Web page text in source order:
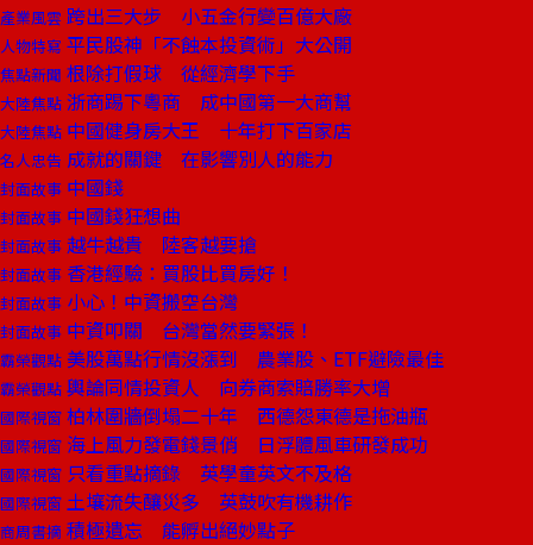
產業風雲 跨出三大步 小五金行變百億大廠
人物特寫 平民股神「不蝕本投資術」大公開
焦點新聞 根除打假球 從經濟學下手
大陸焦點 浙商踢下粵商 成中國第一大商幫
大陸焦點 中國健身房大王 十年打下百家店
名人忠告 成就的關鍵 在影響別人的能力
封面故事 中國錢
封面故事 中國錢狂想曲
封面故事 越牛越貴 陸客越要搶
封面故事 香港經驗：買股比買房好！
封面故事 小心！中資搬空台灣
封面故事 中資叩關 台灣當然要緊張！
霸榮觀點 美股萬點行情沒漲到 農業股、ETF避險最佳
霸榮觀點 輿論同情投資人 向券商索賠勝率大增
國際視窗 柏林圍牆倒塌二十年 西德怨東德是拖油瓶
國際視窗 海上風力發電錢景俏 日浮體風車研發成功
國際視窗 只看重點摘錄 英學童英文不及格
國際視窗 土壤流失釀災多 英鼓吹有機耕作
商周書摘 積極遺忘 能孵出絕妙點子